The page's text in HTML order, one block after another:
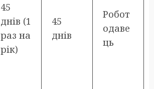
45
днів (1
раз на
рік)
45
днів
Робот
одаве
ць